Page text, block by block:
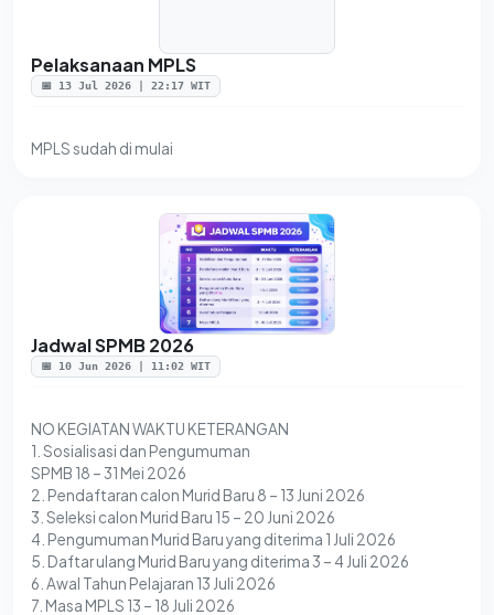
Pelaksanaan MPLS
📅 13 Jul 2026 | 22:17 WIT
MPLS sudah di mulai
Jadwal SPMB 2026
📅 10 Jun 2026 | 11:02 WIT
NO KEGIATAN WAKTU KETERANGAN
1. Sosialisasi dan Pengumuman
SPMB 18 – 31 Mei 2026
2. Pendaftaran calon Murid Baru 8 – 13 Juni 2026
3. Seleksi calon Murid Baru 15 – 20 Juni 2026
4. Pengumuman Murid Baru yang diterima 1 Juli 2026
5. Daftar ulang Murid Baru yang diterima 3 – 4 Juli 2026
6. Awal Tahun Pelajaran 13 Juli 2026